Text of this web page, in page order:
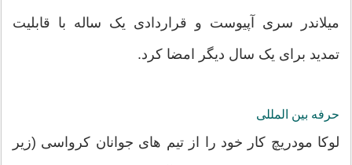
میلاندر سری آپیوست و قراردادی یک ساله با قابلیت
تمدید برای یک سال دیگر امضا کرد.
حرفه بین المللی
لوکا مودریچ کار خود را از تیم های جوانان کرواسی (زیر